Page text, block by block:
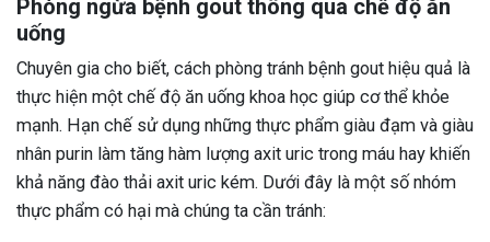
Phòng ngừa bệnh gout thông qua chế độ ăn
uống
Chuyên gia cho biết, cách phòng tránh bệnh gout hiệu quả là
thực hiện một chế độ ăn uống khoa học giúp cơ thể khỏe
mạnh. Hạn chế sử dụng những thực phẩm giàu đạm và giàu
nhân purin làm tăng hàm lượng axit uric trong máu hay khiến
khả năng đào thải axit uric kém. Dưới đây là một số nhóm
thực phẩm có hại mà chúng ta cần tránh: